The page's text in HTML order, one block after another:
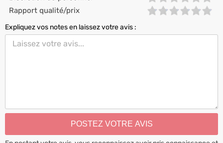
Rapport qualité/prix
Expliquez vos notes en laissez votre avis :